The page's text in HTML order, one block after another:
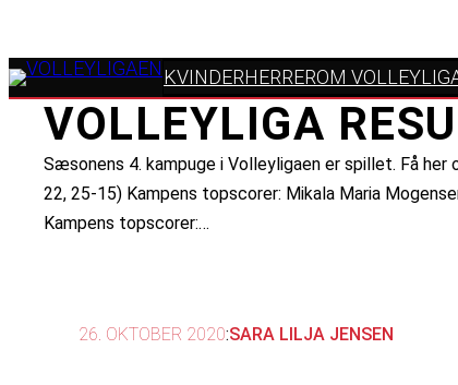
KVINDERHERREROM
VOLLEYLIGA
Sæsonens 4. kampuge i Volleyligaen er spillet. Få
22, 25-15) Kampens topscorer: Mikala Maria
Kampens topscorer:…
26. OKTOBER 2020:SARA LILJA JENSEN